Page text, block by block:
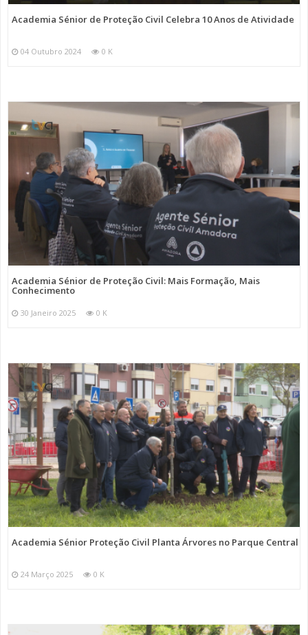
Academia Sénior de Proteção Civil Celebra 10 Anos de Atividade
04 Outubro 2024 0 K
Academia Sénior de Proteção Civil: Mais Formação, Mais
Conhecimento
30 Janeiro 2025 0 K
Academia Sénior Proteção Civil Planta Árvores no Parque Central
24 Março 2025 0 K